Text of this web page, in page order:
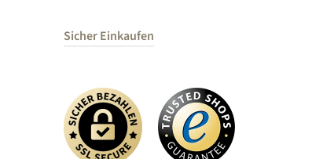
Sicher Einkaufen